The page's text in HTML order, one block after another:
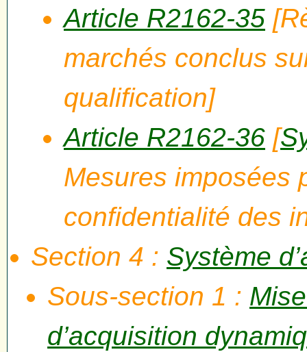
Article R2162-35
marchés conclus
qualification]
Article R2162-36 [
Mesures imposées
confidentialité des
Section 4 : Système
Sous-section 1 :
d’acquisition